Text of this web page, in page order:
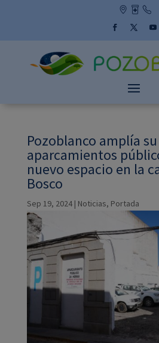
Pozoblanco amplía
aparcamientos
nuevo espacio en la
Bosco
Sep 19, 2024| Noticias, Portada